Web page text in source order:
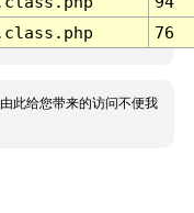
76
此给您带来的访问不便我